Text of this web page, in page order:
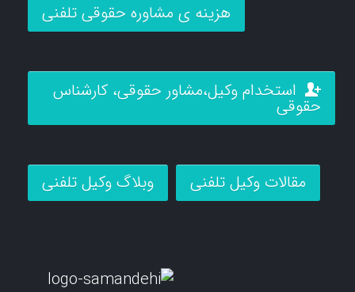
هزینه ی مشاوره حقوقی تلفنی
استخدام وکیل،مشاور حقوقی، کارشناس
حقوقی
وبلاگ وکیل تلفنی مقالات وکیل تلفنی